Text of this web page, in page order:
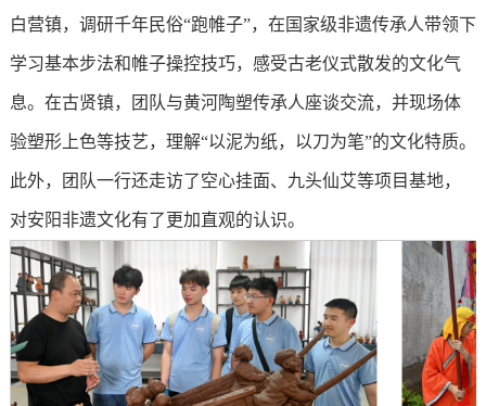
白营镇，调研千年民俗“跑帷子”，在国家级非遗传承人带领下
学习基本步法和帷子操控技巧，感受古老仪式散发的文化气
息。在古贤镇，团队与黄河陶塑传承人座谈交流，并现场体
验塑形上色等技艺，理解“以泥为纸，以刀为笔”的文化特质。
此外，团队一行还走访了空心挂面、九头仙艾等项目基地，
对安阳非遗文化有了更加直观的认识。